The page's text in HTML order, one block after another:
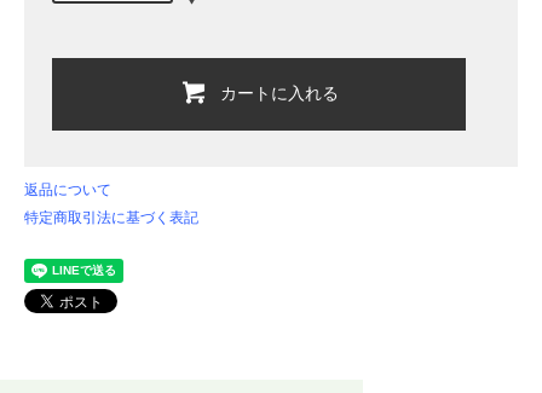
カートに入れる
返品について
特定商取引法に基づく表記